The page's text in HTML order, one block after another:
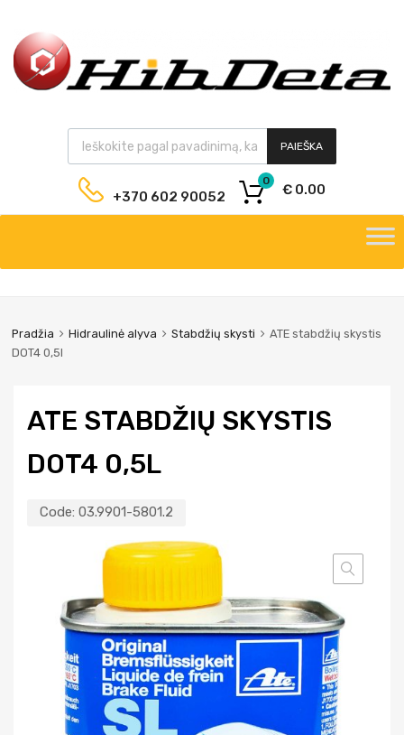
PAIEŠKA
+370 602 90052 € 0.00
0
Pradžia Hidraulinė alyva Stabdžių skysti
ATE stabdžių skystis
DOT4 0,5l
ATE STABDŽIŲ SKYSTIS
DOT4 0,5L
Code: 03.9901-5801.2